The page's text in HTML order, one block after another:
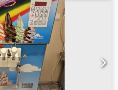
, Nr. 8.020.88 BI210810
ESS TMR /IA/S4/30-84 EI 84
PLS 53 , Nr. Nr. 83
84 Nr. 478 Waasner
und Trafos fehlen Nr.
EI 66 , Kühlgerät und Trafos
MT-MS-40-4 Nr. 9/1105
EI 66, EI 78